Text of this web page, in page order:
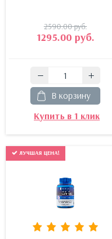
2590.00руб.
1295.00руб.
В корзину
Купить в 1 клик
ЛУЧШАЯ ЦЕНА!